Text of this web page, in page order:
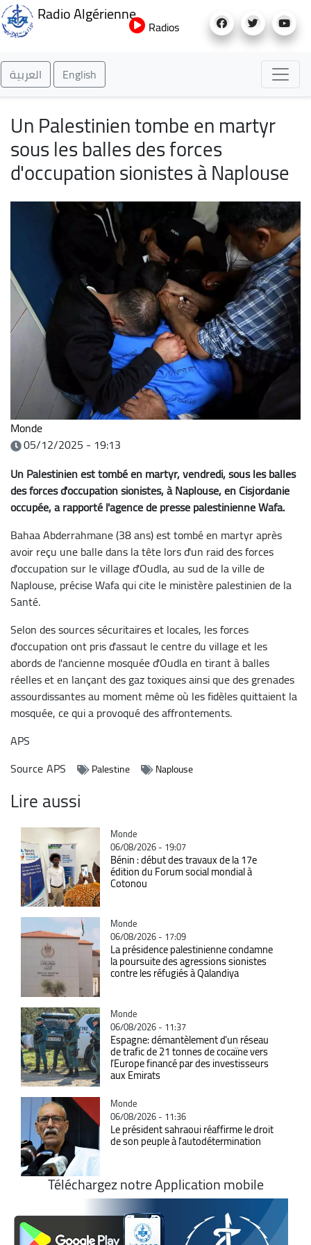
au
Radio Algérienne
Radios
العربية English
Un Palestinien tombe en martyr
sous les balles des forces
d'occupation sionistes à Naplouse
Monde
05/12/2025 - 19:13
Un Palestinien est tombé en martyr, vendredi, sous les balles
des forces d'occupation sionistes, à Naplouse, en Cisjordanie
occupée, a rapporté l'agence de presse palestinienne Wafa.
Bahaa Abderrahmane (38 ans) est tombé en martyr après
avoir reçu une balle dans la tête lors d'un raid des forces
d'occupation sur le village d'Oudla, au sud de la ville de
Naplouse, précise Wafa qui cite le ministère palestinien de la
Santé.
Selon des sources sécuritaires et locales, les forces
d'occupation ont pris d'assaut le centre du village et les
abords de l'ancienne mosquée d'Oudla en tirant à balles
réelles et en lançant des gaz toxiques ainsi que des grenades
assourdissantes au moment même où les fidèles quittaient la
mosquée, ce qui a provoqué des affrontements.
APS
SourceAPS Palestine Naplouse
Lire aussi
Catégorie
Monde
06/08/2026 - 19:07
Bénin : début des travaux de la 17e
édition du Forum social mondial à
Cotonou
Catégorie
Monde
06/08/2026 - 17:09
La présidence palestinienne condamne
la poursuite des agressions sionistes
contre les réfugiés à Qalandiya
Catégorie
Monde
06/08/2026 - 11:37
Espagne: démantèlement d’un réseau
de trafic de 21 tonnes de cocaïne vers
l’Europe financé par des investisseurs
aux Emirats
Catégorie
Monde
06/08/2026 - 11:36
Le président sahraoui réaffirme le droit
de son peuple à l'autodétermination
Téléchargez notre Application mobile